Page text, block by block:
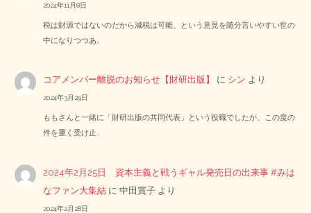
2024年11月8日
税は財源ではないのだから減税は可能、という意見を随分言いやすい世の
中になりつつあ…
コアメンバー離脱のお知らせ【財研出版】 に シン より
2024年3月29日
ももさんと一緒に「財研出版の共同代表」という役職でしたが、この度の
件を重く受け止…
2024年2月25日 資本主義と戦うギャル発売日の出来事 #みは
なファン大集結 に中田賞子 より
2024年2月28日